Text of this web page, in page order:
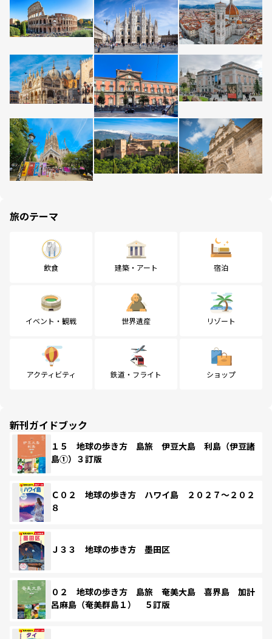
旅のテーマ
飲食 建築・アート 宿泊
イベント・観戦 世界遺産 リゾート
アクティビティ 鉄道・フライト ショップ
新刊ガイドブック
１５ 地球の歩き方 島旅 伊豆大島 利島（伊豆諸
島①）３訂版
Ｃ０２ 地球の歩き方 ハワイ島 ２０２７～２０２
８
Ｊ３３ 地球の歩き方 墨田区
０２ 地球の歩き方 島旅 奄美大島 喜界島 加計
呂麻島（奄美群島１） ５訂版